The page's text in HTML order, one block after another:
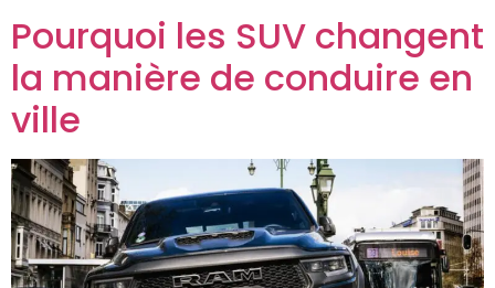
Pourquoi les SUV changent
la manière de conduire en
ville